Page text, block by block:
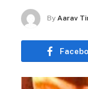
By Aarav